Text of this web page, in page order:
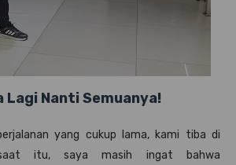
Lagi Nanti Semuanya!
yang cukup lama, kami tiba di
itu, saya masih ingat bahwa